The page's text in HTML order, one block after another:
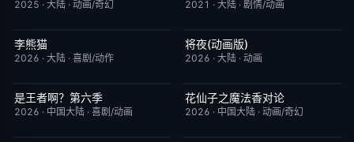
2025 · 大陆 · 动画/奇幻 2021 · 大陆 · 剧情/动画
更新至第4集
李熊猫
2026 · 大陆 · 喜剧/动作
更新至第17集
将夜(动画版)
2026 · 大陆 · 动画
更新至第4集
是王者啊？第六季
2026 · 中国大陆 · 喜剧/动画
更新至第20集
花仙子之魔法香对论
2026 · 中国大陆 · 动画/奇幻